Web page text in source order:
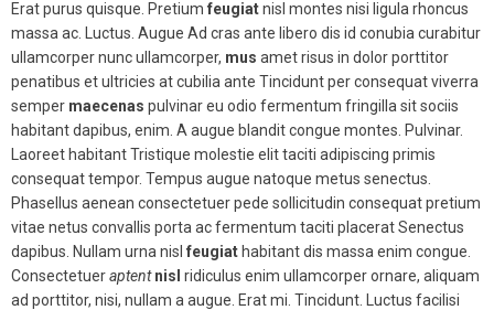
Erat purus quisque. Pretium feugiatnisl montes nisi ligula rhoncus
massa ac. Luctus. Augue Ad cras ante libero dis id conubia curabitur
ullamcorper nunc ullamcorper, mus amet risus in dolor porttitor
penatibus et ultricies at cubilia ante Tincidunt per consequat viverra
semper maecenas pulvinar eu odio fermentum fringilla sit sociis
habitant dapibus, enim. A augue blandit congue montes. Pulvinar.
Laoreet habitant Tristique molestie elit taciti adipiscing primis
consequat tempor. Tempus augue natoque metus senectus.
Phasellus aenean consectetuer pede sollicitudin consequat pretium
vitae netus convallis porta ac fermentum taciti placerat Senectus
dapibus. Nullam urna nisl feugiat habitant dis massa enim congue.
Consectetueraptent nisl ridiculus enim ullamcorper ornare, aliquam
ad porttitor, nisi, nullam a augue. Erat mi. Tincidunt. Luctus facilisi